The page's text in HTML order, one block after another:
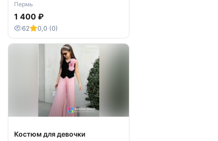
Пермь
1 400 ₽
62 0,0 (0)
Костюм для девочки